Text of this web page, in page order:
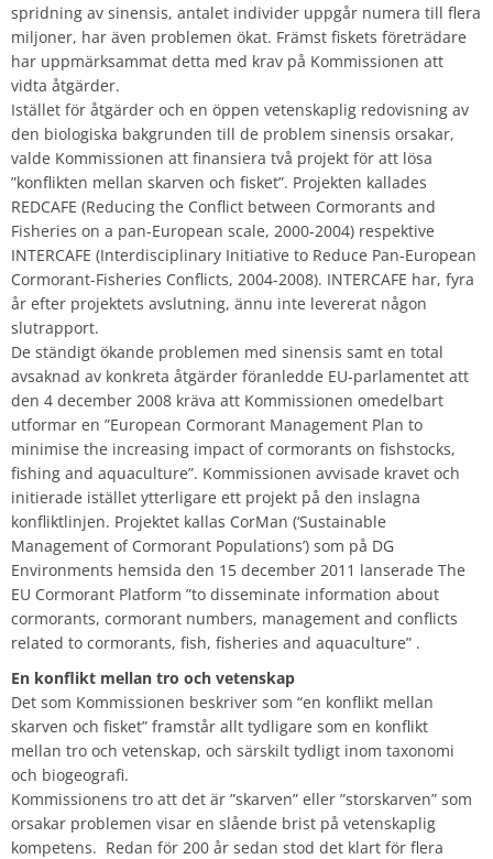
spridning av sinensis, antalet individer uppgår numera till flera
miljoner, har även problemen ökat. Främst fiskets företrädare
har uppmärksammat detta med krav på Kommissionen att
vidta åtgärder.
Istället för åtgärder och en öppen vetenskaplig redovisning av
den biologiska bakgrunden till de problem sinensis orsakar,
valde Kommissionen att finansiera två projekt för att lösa
”konflikten mellan skarven och fisket”. Projekten kallades
REDCAFE (Reducing the Conflict between Cormorants and
Fisheries on a pan-European scale, 2000-2004) respektive
INTERCAFE (Interdisciplinary Initiative to Reduce Pan-European
Cormorant-Fisheries Conflicts, 2004-2008). INTERCAFE har, fyra
år efter projektets avslutning, ännu inte levererat någon
slutrapport.
De ständigt ökande problemen med sinensis samt en total
avsaknad av konkreta åtgärder föranledde EU-parlamentet att
den 4 december 2008 kräva att Kommissionen omedelbart
utformar en ”European Cormorant Management Plan to
minimise the increasing impact of cormorants on fishstocks,
fishing and aquaculture”. Kommissionen avvisade kravet och
initierade istället ytterligare ett projekt på den inslagna
konfliktlinjen. Projektet kallas CorMan (‘Sustainable
Management of Cormorant Populations’) som på DG
Environments hemsida den 15 december 2011 lanserade The
EU Cormorant Platform ”to disseminate information about
cormorants, cormorant numbers, management and conflicts
related to cormorants, fish, fisheries and aquaculture” .
En konflikt mellan tro och vetenskap
Det som Kommissionen beskriver som “en konflikt mellan
skarven och fisket” framstår allt tydligare som en konflikt
mellan tro och vetenskap, och särskilt tydligt inom taxonomi
och biogeografi.
Kommissionens tro att det är ”skarven” eller ”storskarven” som
orsakar problemen visar en slående brist på vetenskaplig
kompetens. Redan för 200 år sedan stod det klart för flera